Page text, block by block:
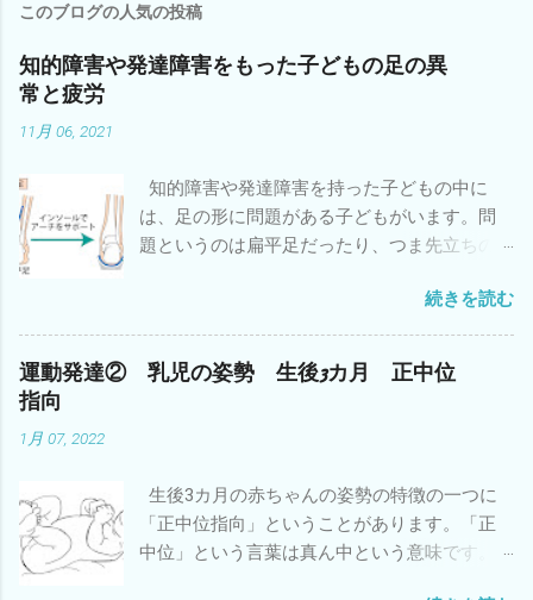
ト
このブログの人気の投稿
知的障害や発達障害をもった子どもの足の異
常と疲労
11月 06, 2021
知的障害や発達障害を持った子どもの中に
は、足の形に問題がある子どもがいます。問
題というのは扁平足だったり、つま先立ちの
性やバランスや敏捷性などの運動能力も低い
子どもが多いことはよく知られています。立
ったり歩いたりしている時に地面に接してい
るのは足なので、足が上手く形を変えて地面
やすいということも知っておいてください。
特に小学校・中学校と身体が大きくなると疲
れやすさが増します。足でバランスがとりに
続きを読む
運動発達② 乳児の姿勢 生後3カ月 正中位
指向
1月 07, 2022
生後3カ月の赤ちゃんの姿勢の特徴の一つに
「正中位指向」ということがあります。「正
中位」という言葉は真ん中という意味です。